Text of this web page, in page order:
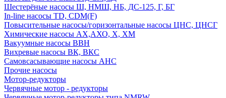
Шестерёные насосы Ш, НМШ, НБ, ДС-125, Г, БГ
In-line насосы TD, CDM(F)
Повысительные насосы/горизонтальные насосы ЦНС, ЦНСГ
Химические насосы АХ,АХО, Х, ХМ
Вакуумные насосы ВВН
Вихревые насосы ВК, ВКС
Самовсасывающие насосы АНС
Прочие насосы
Мотор-редукторы
Червячные мотор - редукторы